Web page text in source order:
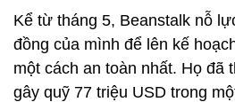
Kể từ tháng 5, Beanstalk nỗ
đồng của mình để lên kế
một cách an toàn nhất. Họ đã
gây quỹ 77 triệu USD trong